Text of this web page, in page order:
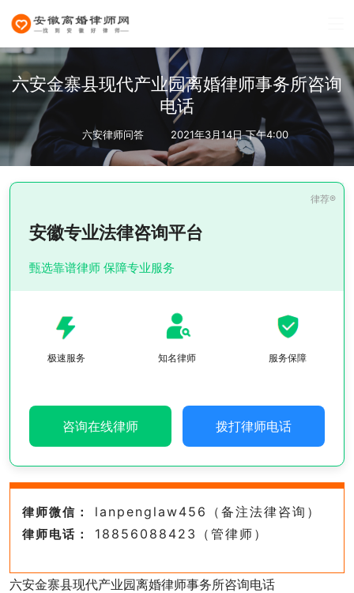
六安金寨县现代产业园离婚律师事务所咨询
电话
六安律师问答 2021年3月14日 下午4:00
安徽专业法律咨询平台
甄选靠谱律师 保障专业服务
极速服务 知名律师 服务保障
咨询在线律师 拨打律师电话
律师微信： lanpenglaw456（备注法律咨询）
律师电话： 18856088423（管律师）
六安金寨县现代产业园离婚律师事务所咨询电话